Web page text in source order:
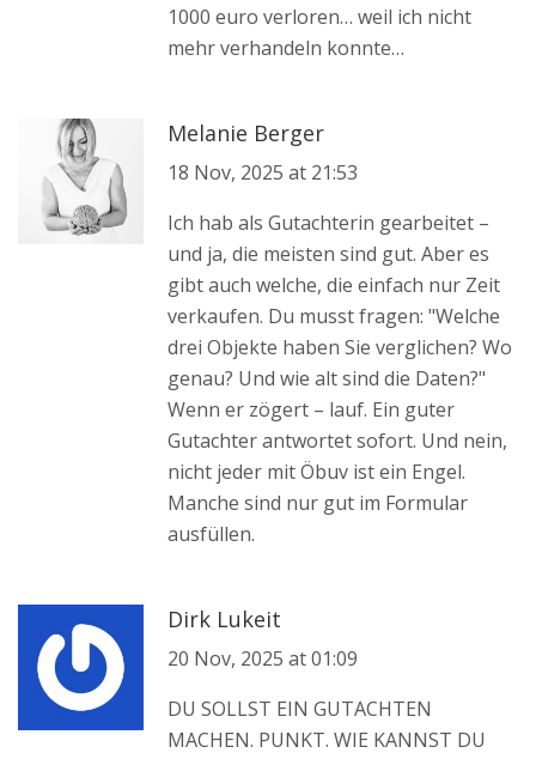
1000 euro verloren… weil ich nicht
mehr verhandeln konnte…
Melanie Berger
18 Nov, 2025 at 21:53
Ich hab als Gutachterin gearbeitet –
und ja, die meisten sind gut. Aber es
gibt auch welche, die einfach nur Zeit
verkaufen. Du musst fragen: "Welche
drei Objekte haben Sie verglichen? Wo
genau? Und wie alt sind die Daten?"
Wenn er zögert – lauf. Ein guter
Gutachter antwortet sofort. Und nein,
nicht jeder mit Öbuv ist ein Engel.
Manche sind nur gut im Formular
ausfüllen.
Dirk Lukeit
20 Nov, 2025 at 01:09
DU SOLLST EIN GUTACHTEN
MACHEN. PUNKT. WIE KANNST DU